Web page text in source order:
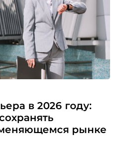
в 2026 году:
рынке